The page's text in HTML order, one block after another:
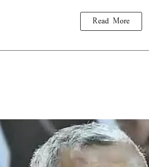
Read More